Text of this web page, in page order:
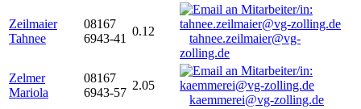
Zeilmaier
Tahnee
08167
6943-41
0.12
tahnee.zeilmaier@vg-
zolling.de
Zelmer
Mariola
08167
6943-57
2.05
kaemmerei@vg-zolling.de